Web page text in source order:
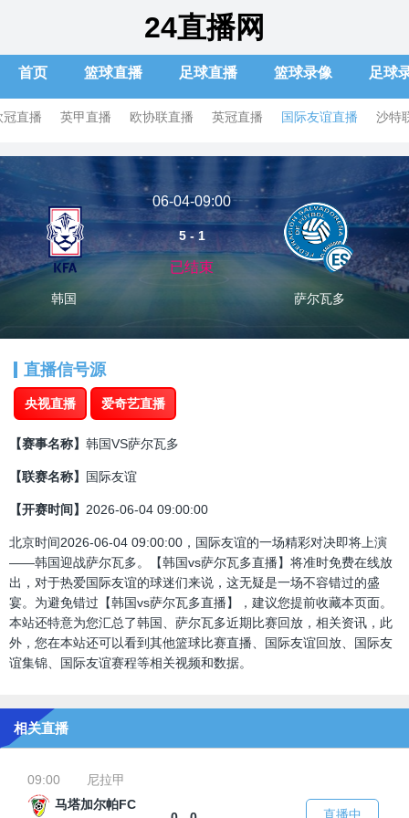
24直播网
首页 篮球直播 足球直播 篮球录像 足球
冠直播 英甲直播 欧协联直播 英冠直播 国际友谊直播 沙特
韩国
06-04-09:00
5 - 1
已结束
萨尔瓦多
直播信号源
央视直播 爱奇艺直播
【赛事名称】 韩国VS萨尔瓦多
【联赛名称】 国际友谊
【开赛时间】 2026-06-04 09:00:00
北京时间2026-06-04 09:00:00，国际友谊的一场精彩对决即将上演
——韩国迎战萨尔瓦多。【韩国vs萨尔瓦多直播】将准时免费在线放
出，对于热爱国际友谊的球迷们来说，这无疑是一场不容错过的盛
宴。为避免错过【韩国vs萨尔瓦多直播】，建议您提前收藏本页面。
本站还特意为您汇总了韩国、萨尔瓦多近期比赛回放，相关资讯，此
外，您在本站还可以看到其他篮球比赛直播、国际友谊回放、国际友
谊集锦、国际友谊赛程等相关视频和数据。
相关直播
09:00
尼拉甲
马塔加尔帕FC
直播中